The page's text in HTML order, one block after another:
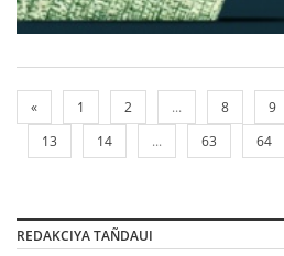
« 1 2 ... 8 9
13
14 ... 63 64
REDAKCIYA TAÑDAUI